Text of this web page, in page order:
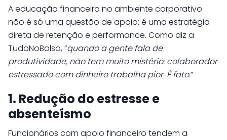
A educação financeira no ambiente corporativo
não é só uma questão de apoio: é uma estratégia
direta de retenção e performance. Como diz a
TudoNoBolso, “quando a gente fala de
produtividade, não tem muito mistério: colaborador
estressado com dinheiro trabalha pior. É fato.”
1. Redução do estresse e
absenteísmo
Funcionários com apoio financeiro tendem a